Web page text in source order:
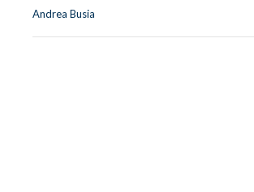
Andrea Busia